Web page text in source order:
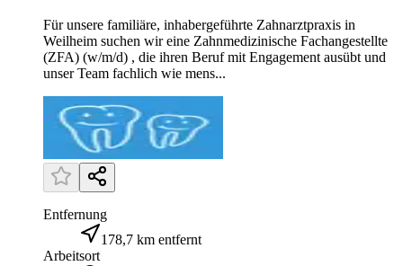
Für unsere familiäre, inhabergeführte Zahnarztpraxis in
Weilheim suchen wir eine Zahnmedizinische Fachangestellte
(ZFA) (w/m/d) , die ihren Beruf mit Engagement ausübt und
unser Team fachlich wie mens...
Entfernung
178,7 km entfernt
Arbeitsort